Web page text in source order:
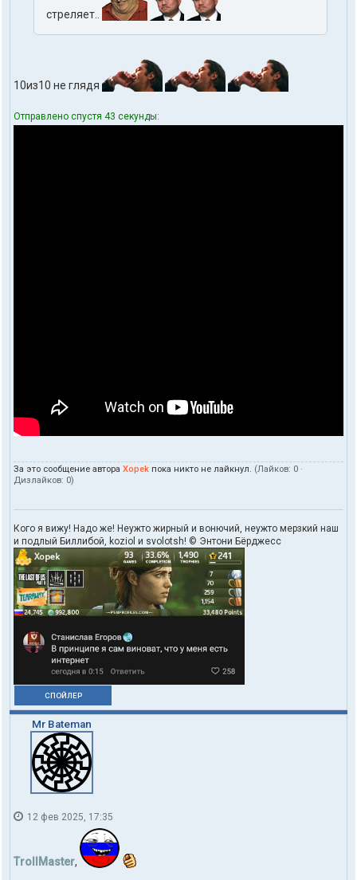
стреляет..
10из10 не глядя
Отправлено спустя 43 секунды:
За это сообщение автора Xopek пока никто не лайкнул. (Лайков: 0 ·
Дизлайков: 0)
Кого я вижу! Надо же! Неужто жирный и вонючий, неужто мерзкий наш
и подлый Биллибой, koziol и svolotsh! © Энтони Бёрджесс
СПОЙЛЕР
Mr Bateman
12 фев 2025, 17:35
TrollMaster,